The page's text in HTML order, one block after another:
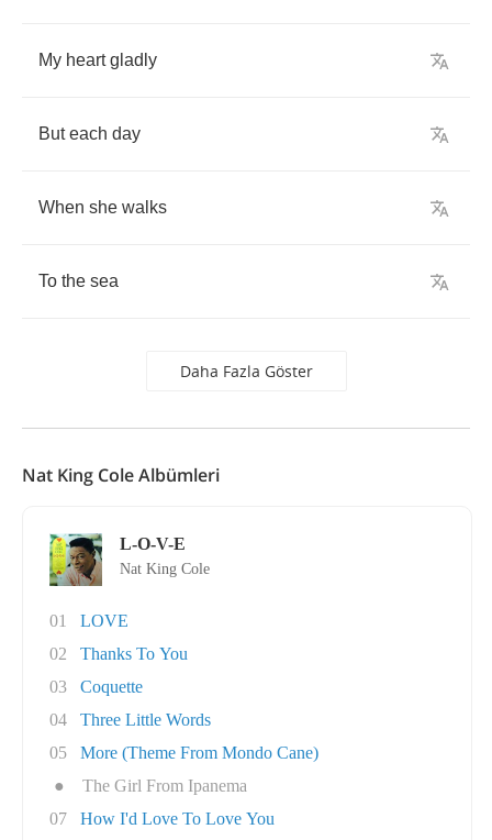
My heart gladly
But each day
When she walks
To the sea
Daha Fazla Göster
Nat King Cole Albümleri
L-O-V-E
Nat King Cole
01
LOVE
02
Thanks To You
03
Coquette
04
Three Little Words
05
More (Theme From Mondo Cane)
●
The Girl From Ipanema
07
How I'd Love To Love You